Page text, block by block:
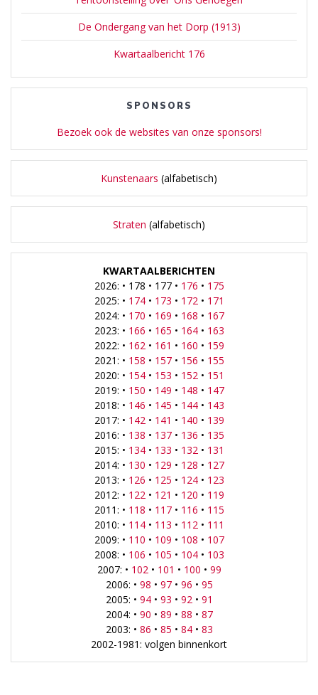
De Ondergang van het Dorp (1913)
Kwartaalbericht 176
SPONSORS
Bezoek ook de websites van onze sponsors!
Kunstenaars (alfabetisch)
Straten (alfabetisch)
KWARTAALBERICHTEN
2026: • 178 • 177 • 176 • 175
2025: • 174• 173 • 172• 171
2024: • 170 • 169 • 168 • 167
2023: • 166 • 165 • 164• 163
2022: • 162• 161 • 160 • 159
2021: • 158 • 157• 156 • 155
2020: • 154• 153 • 152• 151
2019: • 150 • 149 • 148 • 147
2018: • 146 • 145 • 144• 143
2017: • 142• 141 • 140 • 139
2016: • 138 • 137• 136 • 135
2015: • 134• 133 • 132• 131
2014: • 130 • 129 • 128 • 127
2013: • 126 • 125 • 124• 123
2012: • 122• 121 • 120 • 119
2011: • 118 • 117• 116 • 115
2010: • 114• 113 • 112• 111
2009: • 110 • 109 • 108 • 107
2008: • 106 • 105 • 104• 103
2007: • 102• 101 • 100 • 99
2006: • 98 • 97• 96 • 95
2005: • 94• 93 • 92• 91
2004: • 90 • 89 • 88 • 87
2003: • 86 • 85 • 84• 83
2002-1981: volgen binnenkort